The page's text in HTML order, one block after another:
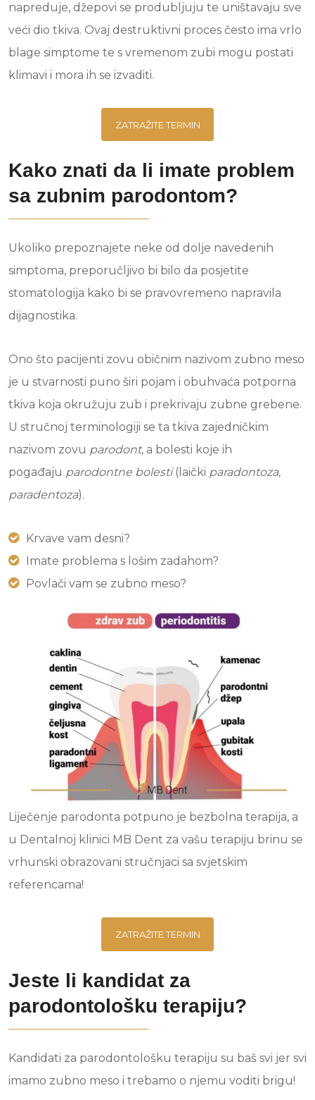
napreduje, džepovi se produbljuju te uništavaju sve
veći dio tkiva. Ovaj destruktivni proces često ima vrlo
blage simptome te s vremenom zubi mogu postati
klimavi i mora ih se izvaditi.
ZATRAŽITE TERMIN
Kako znati da li imate problem
sa zubnim parodontom?
Ukoliko prepoznajete neke od dolje navedenih
simptoma, preporučljivo bi bilo da posjetite
stomatologija kako bi se pravovremeno napravila
dijagnostika.
Ono što pacijenti zovu običnim nazivom zubno meso
je u stvarnosti puno širi pojam i obuhvaća potporna
tkiva koja okružuju zub i prekrivaju zubne grebene.
U stručnoj terminologiji se ta tkiva zajedničkim
nazivom zovu parodont, a bolesti koje ih
pogađaju parodontne bolesti(laički paradontoza,
paradentoza).
Krvave vam desni?
Imate problema s lošim zadahom?
Povlači vam se zubno meso?
Liječenje parodonta potpuno je bezbolna terapija, a
u Dentalnoj klinici MB Dent za vašu terapiju brinu se
vrhunski obrazovani stručnjaci sa svjetskim
referencama!
ZATRAŽITE TERMIN
Jeste li kandidat za
parodontološku terapiju?
Kandidati za parodontološku terapiju su baš svi jer svi
imamo zubno meso i trebamo o njemu voditi brigu!